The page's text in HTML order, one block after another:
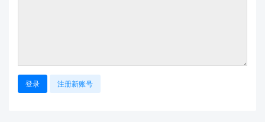
解决方法：请联系售后服务中心进行进一步检测
和维修。您可以拨打我们的客服热线或通过官网
提交工单。
登录 注册新账号